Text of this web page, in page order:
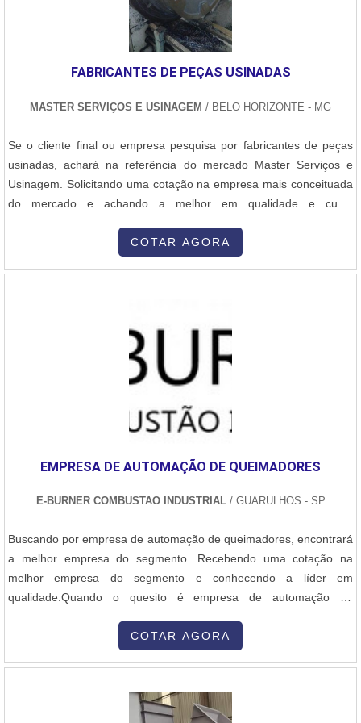
FABRICANTES DE PEÇAS USINADAS
MASTER SERVIÇOS E USINAGEM / BELO HORIZONTE - MG
Se o cliente final ou empresa pesquisa por fabricantes de peças
usinadas, achará na referência do mercado Master Serviços e
Usinagem. Solicitando uma cotação na empresa mais conceituada
do mercado e achando a melhor em qualidade e custo
PEÇAS USINADASQuem quer achar fabricantes de peças
há de melhor em tecnologia ao cliente.Discorrendo ainda sobre
fabricantes de peças usinadas, sempre deve-se buscar uma
empresa que tenha produtos e serviços com ótima qualidade e
planejamento de empresas que visam apenas o lucro, deixando a
desejar nos outros fatores.É importante lembrar que o serviço deve
Esse tipo de cuidado ajuda a garantir a qualidade e assertividade
do serviço, além de evitar prejuízos com imprevistos e execuções
desnecessários.Existem diversos motivos para a Master Serviços e
Usinagem ter se tornado destaque quando pensamos em uma
empresa que entrega confiança e serviços de qualidade. Alguns
desses motivos são: Corpo técnico especializado; Profissionais
alta qualidade onde são realizadas as atividades; Localizada em
uma área de 4.000m2; Equipamentos de última geração.ABAIXO
MAIS DETALHES SOBRE A EMPRESA ESPECIALISTA DO
precisa para fabricantes de peças usinadas. Líder em qualidade, a
COTAR AGORA
EMPRESA DE AUTOMAÇÃO DE QUEIMADORES
E-BURNER COMBUSTAO INDUSTRIAL/ GUARULHOS - SP
Buscando por empresa de automação de queimadores, encontrará
a melhor empresa do segmento. Recebendo uma cotação na
melhor empresa do segmento e conhecendo a líder em
qualidade.Quando o quesito é empresa de automação de
receberá ótima qualidade e comprometimento com o resultado dos
recursos em proporcionar para os parceiros uma estrutura com
escritório de alta qualidade onde são realizadas as atividades e
COTAR AGORA